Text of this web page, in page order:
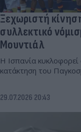
Ξεχωριστή
συλλεκτικό
Μουντιάλ
Η Ισπανία
κατάκτηση του
29.07.2026 20:43